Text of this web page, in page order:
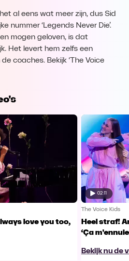
al eens wat meer zijn, dus Sid
nummer ‘Legends Never Die’.
mogen geloven, is dat
Het levert hem zelfs een
coaches. Bekijk ‘The Voice
love you too,
02:11
The Voice Kids
Heel straf!
‘Ça
Bekijk nu de